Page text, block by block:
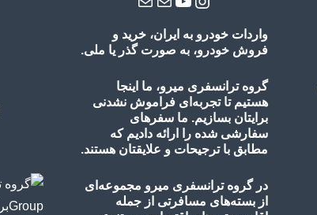
واردات خودرو به ایران، خرید و
فروش خودرو، به صورت گذر یا ملی.
گروه ترانسفری میرو، ما اینجا
هستیم تا تجربه‌ای فراموش نشدنی
برایتان بسازیم. ما سفرهای
سفارشی شده را ارائه دادیم که
مطابق با ترجیحات و علایقتان هستند.
در گروه ترانسفری میرو مجموعه‌ای
از بسته‌های مسافرتی از جمله